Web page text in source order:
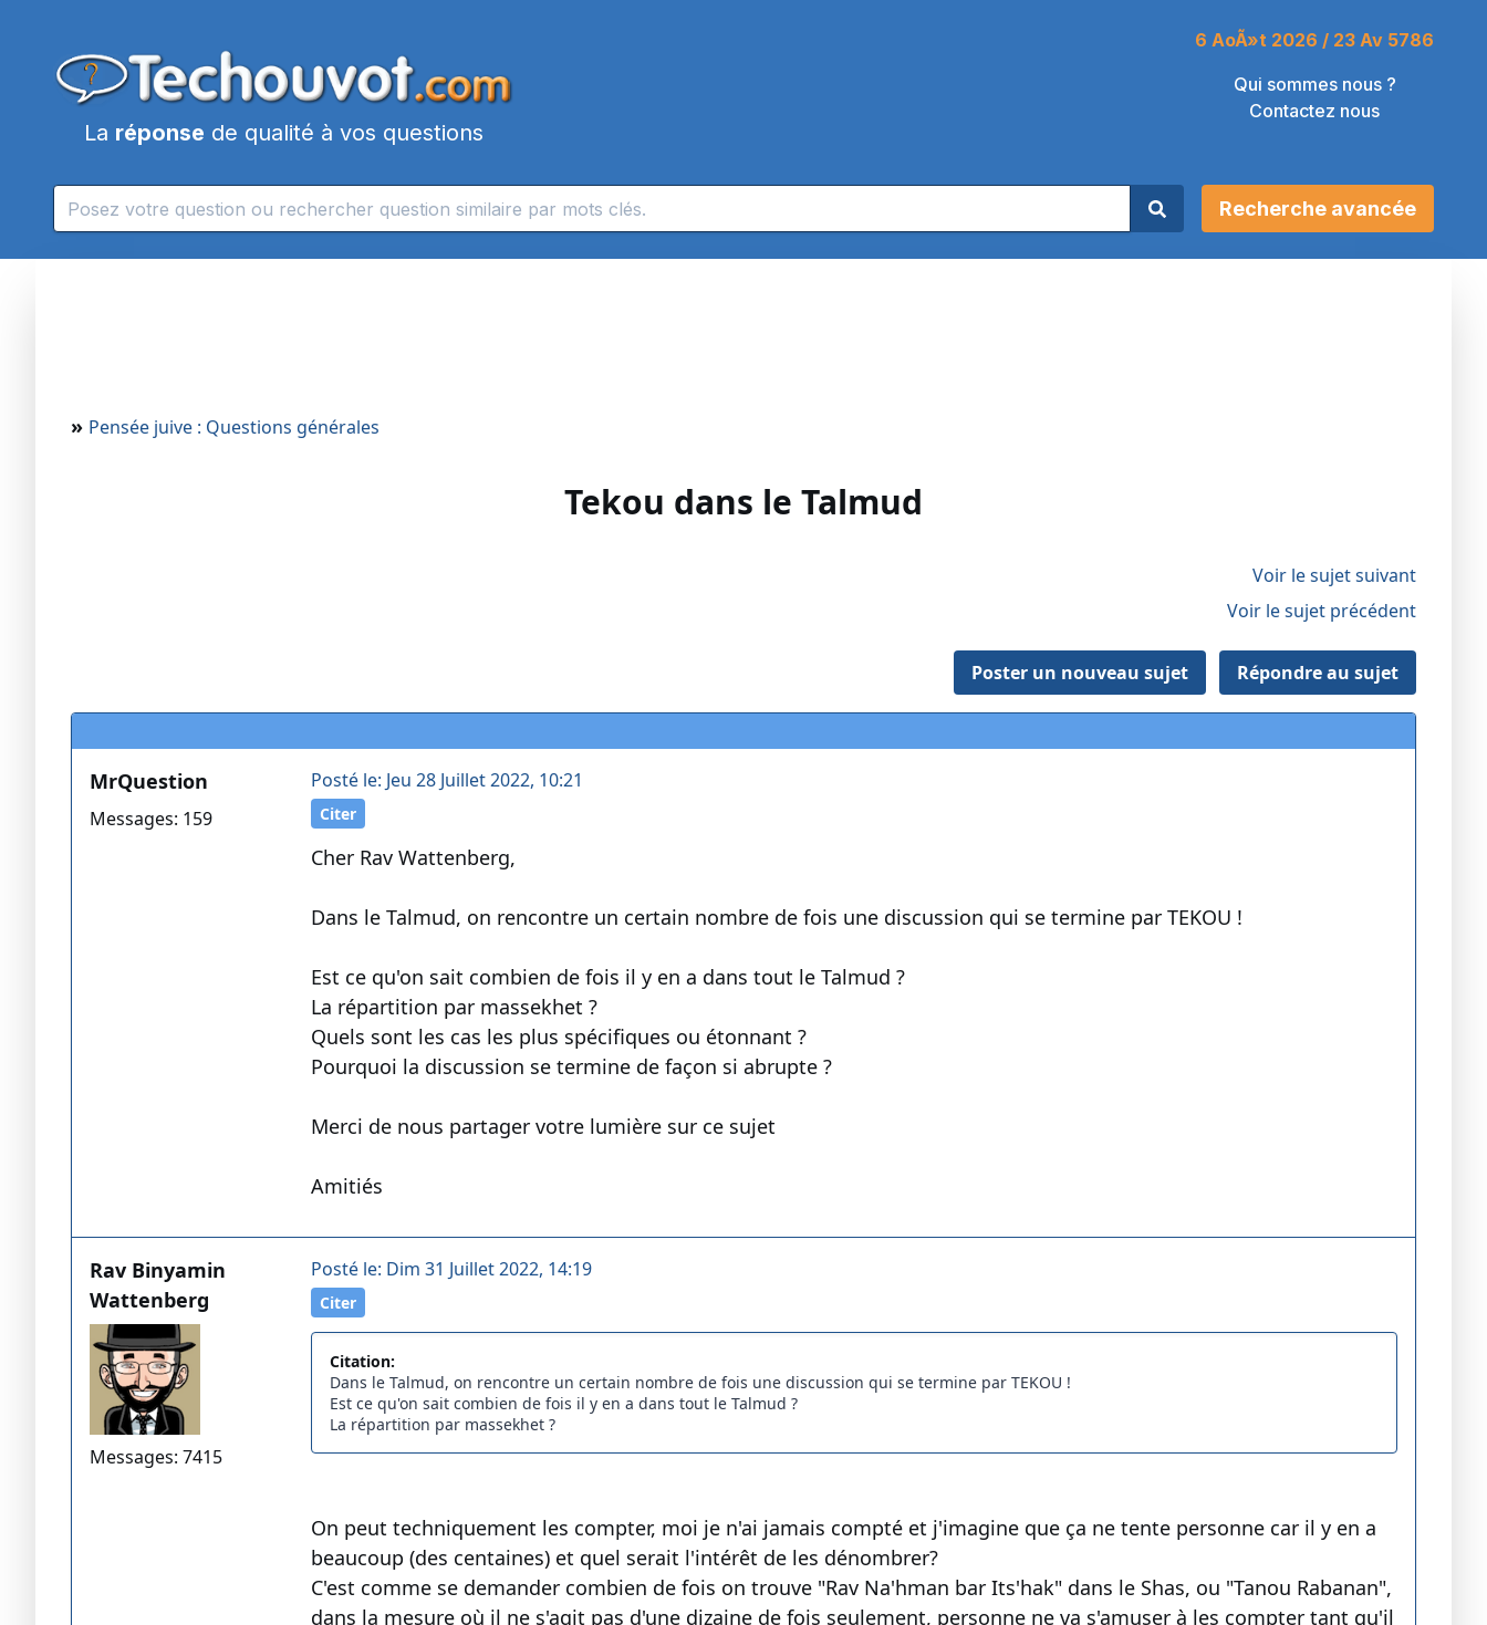
La réponse de qualité à vos questions
6 AoÃ»t 2026 / 23 Av 5786
Qui sommes nous ?
Contactez nous
Recherche avancée
» Pensée juive : Questions générales
Tekou dans le Talmud
Voir le sujet suivant
Voir le sujet précédent
Poster un nouveau sujet Répondre au sujet
MrQuestion
Messages: 159
Posté le: Jeu 28 Juillet 2022, 10:21
Citer
Cher Rav Wattenberg,
Dans le Talmud, on rencontre un certain nombre de fois une discussion qui se termine par TEKOU !
Est ce qu'on sait combien de fois il y en a dans tout le Talmud ?
La répartition par massekhet ?
Quels sont les cas les plus spécifiques ou étonnant ?
Pourquoi la discussion se termine de façon si abrupte ?
Merci de nous partager votre lumière sur ce sujet
Amitiés
Rav Binyamin
Wattenberg
Messages: 7415
Posté le: Dim 31 Juillet 2022, 14:19
Citer
Citation:
Dans le Talmud, on rencontre un certain nombre de fois une discussion qui se termine par TEKOU !
Est ce qu'on sait combien de fois il y en a dans tout le Talmud ?
La répartition par massekhet ?
On peut techniquement les compter, moi je n'ai jamais compté et j'imagine que ça ne tente personne car il y en a
beaucoup (des centaines) et quel serait l'intérêt de les dénombrer?
C'est comme se demander combien de fois on trouve "Rav Na'hman bar Its'hak" dans le Shas, ou "Tanou Rabanan",
dans la mesure où il ne s'agit pas d'une dizaine de fois seulement, personne ne va s'amuser à les compter tant qu'il